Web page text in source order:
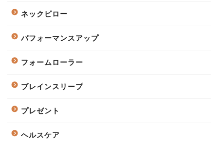
ネックピロー
パフォーマンスアップ
フォームローラー
ブレインスリープ
プレゼント
ヘルスケア